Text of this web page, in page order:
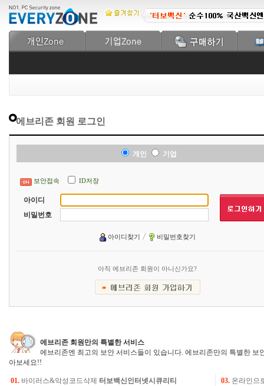
에브리존 회원 로그인
개인 기업
보안접속 ID저장
아이디
비밀번호
아이디찾기 비밀번호찾기
아직 에브리존 회원이 아니신가요?
에브리존 회원만의 특별한 서비스
에브리존엔 최고의 보안 서비스들이 있습니다. 에브리존만의 특별한 보
아보세요!!
01. 바이러스&악성코드삭제 터보백신인터넷시큐리티 03. 온라인으